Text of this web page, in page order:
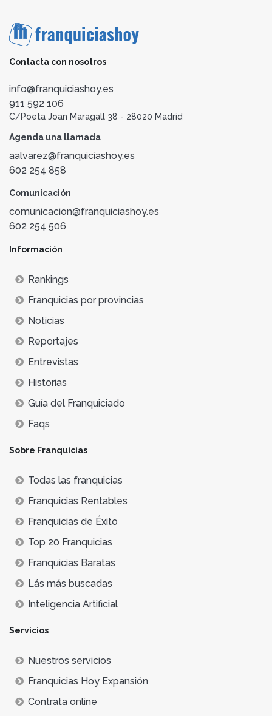
Contacta con nosotros
info@franquiciashoy.es
911 592 106
C/Poeta Joan Maragall 38 - 28020 Madrid
Agenda una llamada
aalvarez@franquiciashoy.es
602 254 858
Comunicación
comunicacion@franquiciashoy.es
602 254 506
Información
Rankings
Franquicias por provincias
Noticias
Reportajes
Entrevistas
Historias
Guía del Franquiciado
Faqs
Sobre Franquicias
Todas las franquicias
Franquicias Rentables
Franquicias de Éxito
Top 20 Franquicias
Franquicias Baratas
Lás más buscadas
Inteligencia Artificial
Servicios
Nuestros servicios
Franquicias Hoy Expansión
Contrata online